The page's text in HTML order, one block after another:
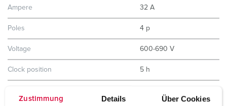
Zustimmung Details Über Cookies
Ampere 32 A
Poles 4 p
Voltage 600-690 V
Clock position 5 h